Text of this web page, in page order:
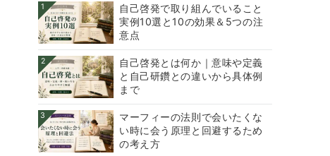
1
自己啓発で取り組んでいること
実例10選と10の効果＆5つの注
意点
2
自己啓発とは何か｜意味や定義
と自己研鑽との違いから具体例
まで
3
マーフィーの法則で会いたくな
い時に会う原理と回避するため
の考え方